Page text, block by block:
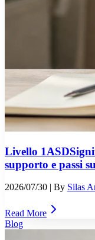
Livello
supporto e passi
2026/07/30 | By Silas
Read More
Blog